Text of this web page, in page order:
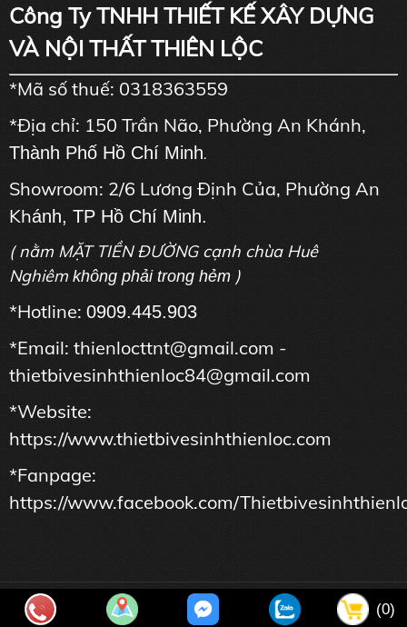
Công Ty TNHH THIẾT KẾ XÂY DỰNG
VÀ NỘI THẤT THIÊN LỘC
*Mã số thuế: 0318363559
*Địa chỉ: 150 Trần Não, Phường An Khánh,
Thành Phố Hồ Chí Minh.
Showroom: 2/6 Lương Định Của, Phường An
Khánh, TP Hồ Chí Minh.
( nằm MẶT TIỀN ĐƯỜNG cạnh chùa Huê
Nghiêm không phải trong hẻm )
*Hotline: 0909.445.903
*Email: thienlocttnt@gmail.com -
thietbivesinhthienloc84@gmail.com
*Website:
https://www.thietbivesinhthienloc.com
*Fanpage:
https://www.facebook.com/
Copyright © Công Ty TNHH Tư Vấn Thương Mại Dịch Vụ THIÊN(0)